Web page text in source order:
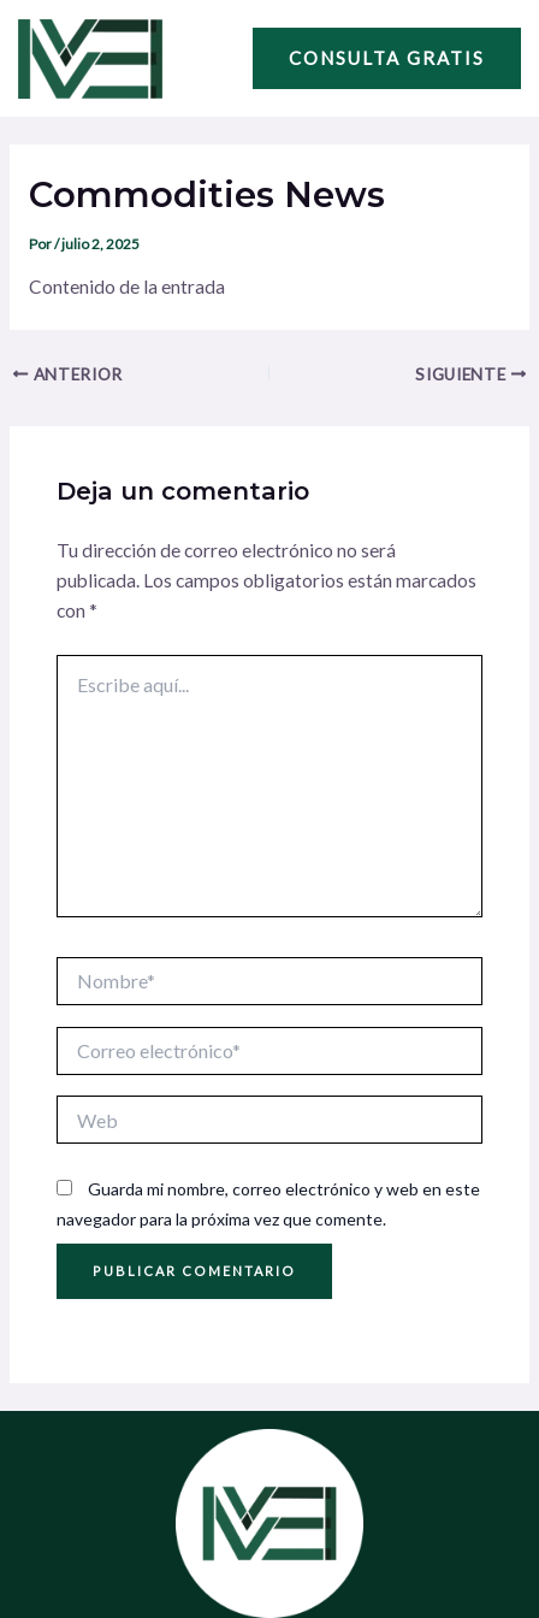
contenido
CONSULTA GRATIS
Commodities News
Por/julio 2, 2025
Contenido de la entrada
entradas
ANTERIOR SIGUIENTE
Deja un comentario
Tu dirección de correo electrónico no será
publicada. Los campos obligatorios están marcados
con *
aquí...
electrónico*
Guarda mi nombre, correo electrónico y web en este
navegador para la próxima vez que comente.